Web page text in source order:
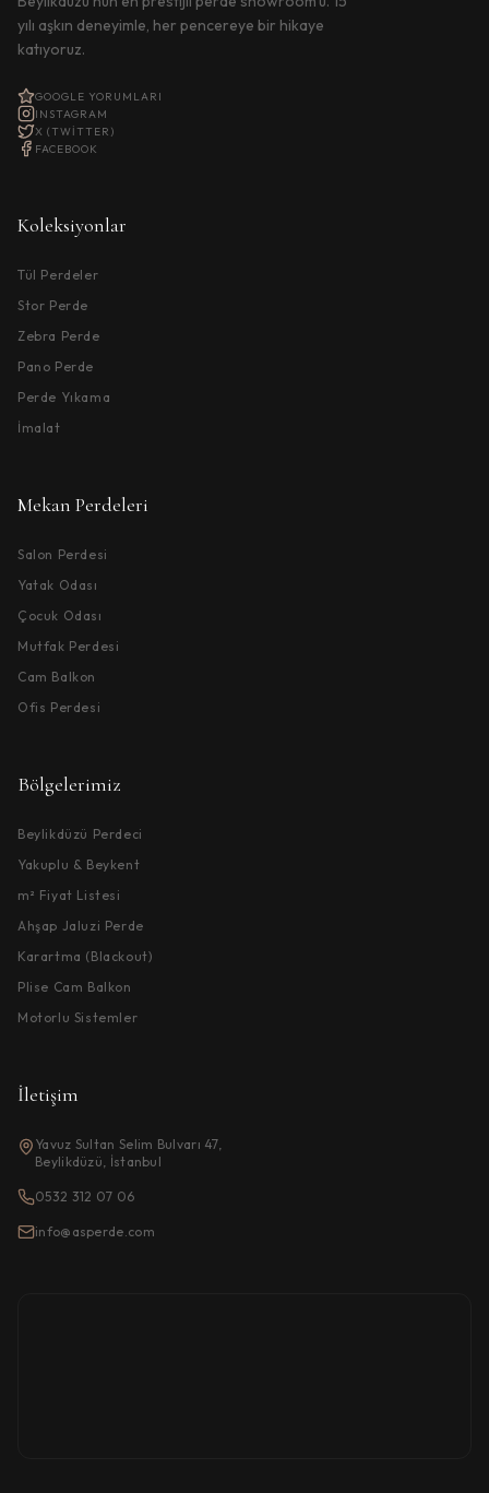
yılı aşkın deneyimle, her pencereye bir hikaye
katıyoruz.
GOOGLE YORUMLARI
INSTAGRAM
X (TWITTER)
FACEBOOK
Koleksiyonlar
Tül Perdeler
Stor Perde
Zebra Perde
Pano Perde
Perde Yıkama
İmalat
Mekan Perdeleri
Salon Perdesi
Yatak Odası
Çocuk Odası
Mutfak Perdesi
Cam Balkon
Ofis Perdesi
Bölgelerimiz
Beylikdüzü Perdeci
Yakuplu & Beykent
m² Fiyat Listesi
Ahşap Jaluzi Perde
Karartma (Blackout)
Plise Cam Balkon
Motorlu Sistemler
İletişim
Yavuz Sultan Selim Bulvarı 47,
Beylikdüzü, İstanbul
0532 312 07 06
info@asperde.com